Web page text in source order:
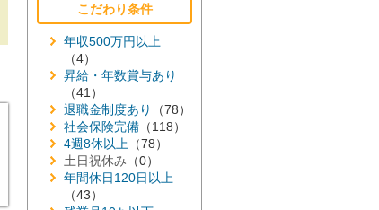
こだわり条件
年収500万円以上
（4）
昇給・年数賞与あり
（41）
退職金制度あり
（78）
社会保険完備 （118）
4週8休以上 （78）
土日祝休み （0）
年間休日120日以上
（43）